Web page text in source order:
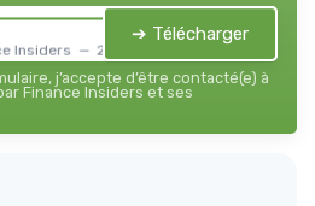
Insiders — 2026
➔ Télécharger
j’accepte d’être contacté(e) à
Finance Insiders et ses